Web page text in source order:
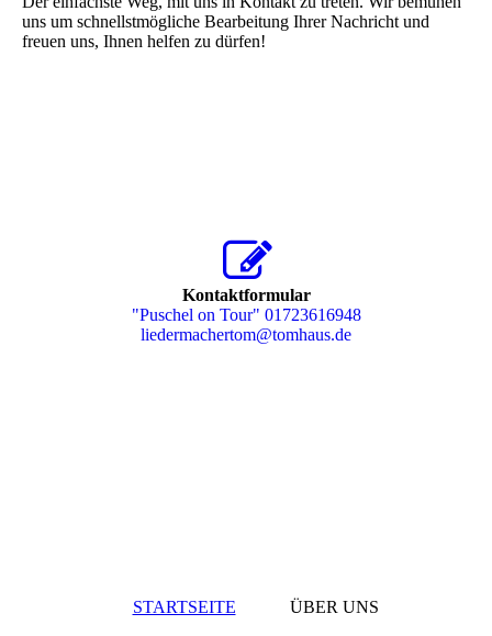
uns um schnellstmögliche Bearbeitung Ihrer Nachricht und
freuen uns, Ihnen helfen zu dürfen!
Kontaktformular
"Puschel on Tour" 01723616948
liedermachertom@tomhaus.de
STARTSEITE ÜBER UNS